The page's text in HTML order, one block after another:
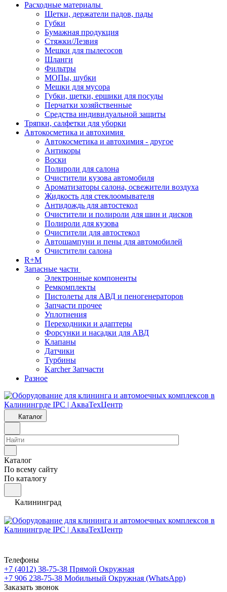
Расходные материалы
Щетки, держатели падов, пады
Губки
Бумажная продукция
Стяжки/Лезвия
Мешки для пылесосов
Шланги
Фильтры
МОПы, шубки
Мешки для мусора
Губки, щетки, ершики для посуды
Перчатки хозяйственные
Средства индивидуальной защиты
Тряпки, салфетки для уборки
Автокосметика и автохимия
Автокосметика и автохимия - другое
Антикоры
Воски
Полироли для салона
Очистители кузова автомобиля
Ароматизаторы салона, освежители воздуха
Жидкость для стеклоомывателя
Антидождь для автостекол
Очистители и полироли для шин и дисков
Полироли для кузова
Очистители для автостекол
Автошампуни и пены для автомобилей
Очистители салона
R+M
Запасные части
Электронные компоненты
Ремкомплекты
Пистолеты для АВД и пеногенераторов
Запчасти прочее
Уплотнения
Переходники и адаптеры
Форсунки и насадки для АВД
Клапаны
Датчики
Турбины
Karcher Запчасти
Разное
Каталог
Каталог
По всему сайту
По каталогу
Калининград
Телефоны
+7 (4012) 38-75-38 Прямой Окружная
+7 906 238-75-38 Мобильный Окружная (WhatsApp)
Заказать звонок